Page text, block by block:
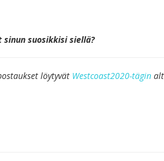
suosikkisi siellä?
löytyvät Westcoast2020-tägin